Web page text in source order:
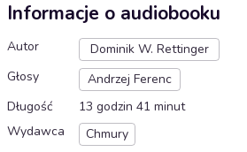
Informacje o audiobooku
Autor
Dominik W. Rettinger
Głosy
Andrzej Ferenc
Długość
13 godzin 41 minut
Wydawca
Chmury